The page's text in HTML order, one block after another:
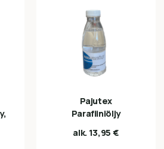
Pajutex
Parafiiniöljy
alk. 13,95 €